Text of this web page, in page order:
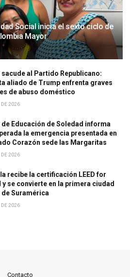
Social inicia el sexto ciclo de
Mayor
sacude al Partido Republicano:
aliado de Trump enfrenta graves
de abuso doméstico
DE 2026
Educación de Soledad informa
la emergencia presentada en
Corazón sede las Margaritas
DE 2026
recibe la certificación LEED for
y se convierte en la primera ciudad
Suramérica
DE 2026
Contacto